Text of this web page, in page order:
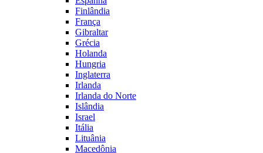
Finlândia
França
Gibraltar
Grécia
Holanda
Hungria
Inglaterra
Irlanda
Irlanda do Norte
Islândia
Israel
Itália
Lituânia
Macedônia